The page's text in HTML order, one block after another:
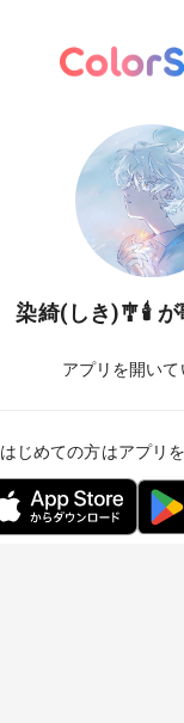
染綺(しき)🎐🕯️ が
アプリを開いて
はじめての方はアプリ